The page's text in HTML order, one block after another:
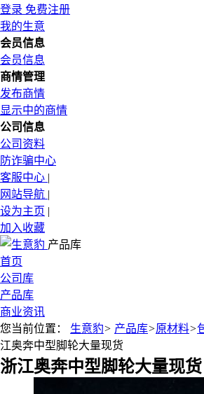
登录 免费注册
我的生意
会员信息
会员信息
商情管理
发布商情
显示中的商情
公司信息
公司资料
防诈骗中心
客服中心 |
网站导航 |
设为主页 |
加入收藏
产品库
首页
公司库
产品库
商业资讯
您当前位置：
生意豹> 产品库>原材料>
江奥奔中型脚轮大量现货
浙江奥奔中型脚轮大量现货